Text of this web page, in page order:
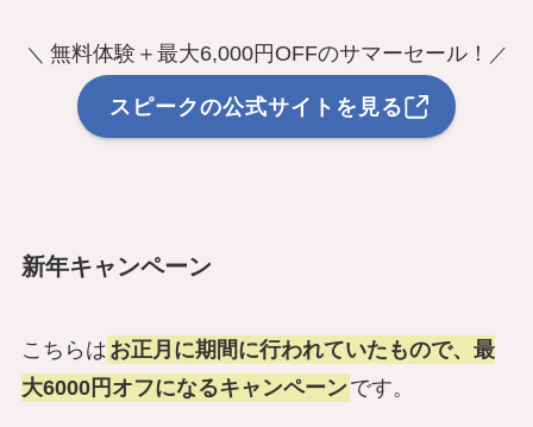
＼ 無料体験＋最大6,000円OFFのサマーセール！ ／
スピークの公式サイトを見る
新年キャンペーン
こちらは お正月に期間に行われていたもので、最
大6000円オフになるキャンペーン です。